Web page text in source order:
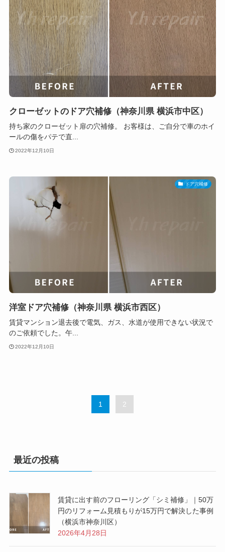
クローゼットのドア穴補修（神奈川県 横浜市中区）
持ち家のクローゼット扉の穴補修。 お客様は、ご自分で車のホイ
ールの傷をパテで直...
2022年12月10日
ドア穴補修
洋室ドア穴補修（神奈川県 横浜市西区）
賃貸マンション退去後で電気、ガス、水道が使用できない状況で
のご依頼でした。午...
2022年12月10日
1 2
最近の投稿
賃貸に出す前のフローリング「シミ補修」｜50万
円のリフォーム見積もりが15万円で解決した事例
（横浜市神奈川区）
2026年4月28日